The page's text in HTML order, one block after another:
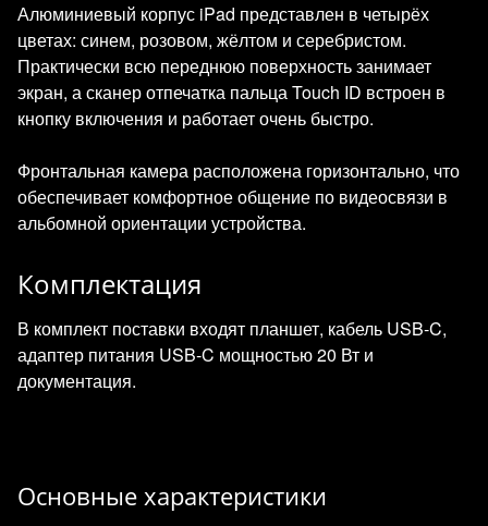
Алюминиевый корпус iPad представлен в четырёх
цветах: синем, розовом, жёлтом и серебристом.
Практически всю переднюю поверхность занимает
экран, а сканер отпечатка пальца Touch ID встроен в
кнопку включения и работает очень быстро.
Фронтальная камера расположена горизонтально, что
обеспечивает комфортное общение по видеосвязи в
альбомной ориентации устройства.
Комплектация
В комплект поставки входят планшет, кабель USB‑C,
адаптер питания USB‑C мощностью 20 Вт и
документация.
Основные характеристики